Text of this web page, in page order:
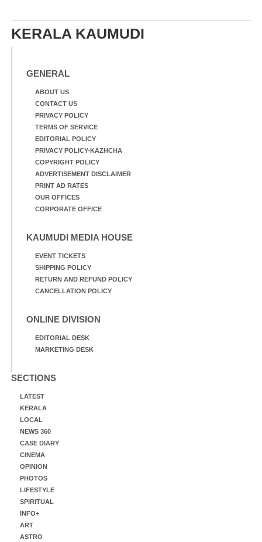
KERALA KAUMUDI
GENERAL
ABOUT US
CONTACT US
PRIVACY POLICY
TERMS OF SERVICE
EDITORIAL POLICY
PRIVACY POLICY-KAZHCHA
COPYRIGHT POLICY
ADVERTISEMENT DISCLAIMER
PRINT AD RATES
OUR OFFICES
CORPORATE OFFICE
KAUMUDI MEDIA HOUSE
EVENT TICKETS
SHIPPING POLICY
RETURN AND REFUND POLICY
CANCELLATION POLICY
ONLINE DIVISION
EDITORIAL DESK
MARKETING DESK
SECTIONS
LATEST
KERALA
LOCAL
NEWS 360
CASE DIARY
CINEMA
OPINION
PHOTOS
LIFESTYLE
SPIRITUAL
INFO+
ART
ASTRO